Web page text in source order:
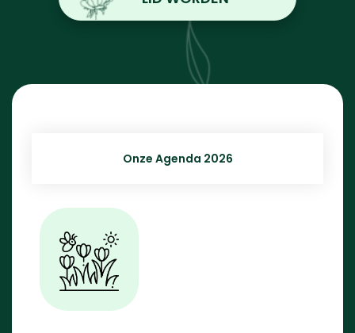
Onze Agenda 2026